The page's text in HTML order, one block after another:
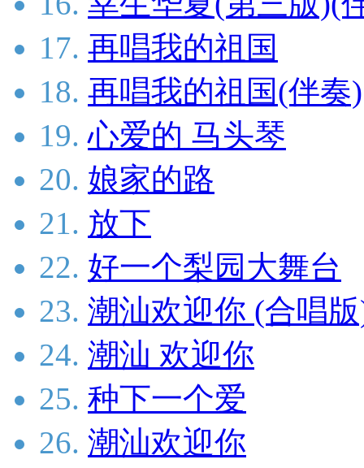
17. 再唱我的祖国
18. 再唱我的祖国(伴奏)
19. 心爱的 马头琴
20. 娘家的路
21. 放下
22. 好一个梨园大舞台
23. 潮汕欢迎你 (合唱
24. 潮汕 欢迎你
25. 种下一个爱
26. 潮汕欢迎你